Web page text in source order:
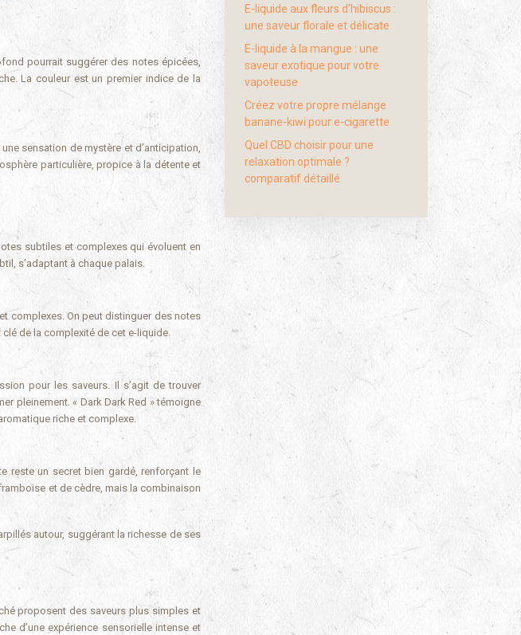
pourrait suggérer des notes épicées,
La couleur est un premier indice de la
sensation de mystère et d’anticipation,
particulière, propice à la détente et
subtiles et complexes qui évoluent en
s’adaptant à chaque palais.
complexes. On peut distinguer des notes
de la complexité de cet e-liquide.
pour les saveurs. Il s’agit de trouver
pleinement. « Dark Dark Red » témoigne
riche et complexe.
reste un secret bien gardé, renforçant le
et de cèdre, mais la combinaison
proposent des saveurs plus simples et
d’une expérience sensorielle intense et
E-liquide aux fleurs d’hibiscus :
une saveur florale et délicate
E-liquide à la mangue : une
saveur exotique pour votre
vapoteuse
Créez votre propre mélange
banane-kiwi pour e-cigarette
Quel CBD choisir pour une
relaxation optimale ?
comparatif détaillé